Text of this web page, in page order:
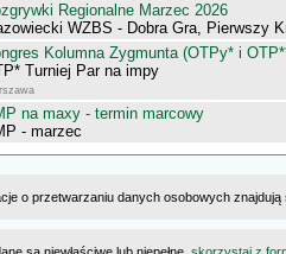
Regionalne Marzec 2026
WZBS - Dobra Gra, Pierwszy
Kolumna Zygmunta (OTPy* i
Turniej Par na impy
na maxy - termin marcowy
- marzec
o przetwarzaniu danych osobowych